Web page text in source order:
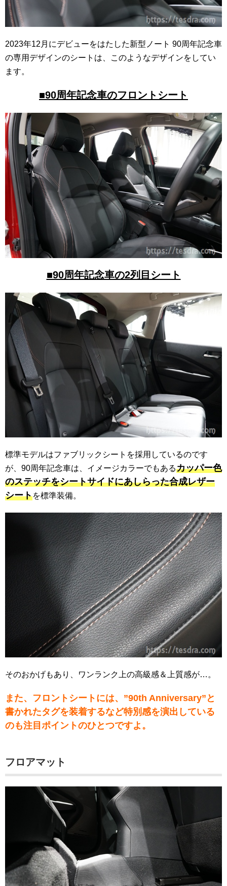
2023年12月にデビューをはたした新型ノート 90周年記念車
の専用デザインのシートは、このようなデザインをしてい
ます。
■90周年記念車のフロントシート
■90周年記念車の2列目シート
標準モデルはファブリックシートを採用しているのです
が、90周年記念車は、イメージカラーでもあるカッパー色
のステッチをシートサイドにあしらった合成レザー
シートを標準装備。
そのおかげもあり、ワンランク上の高級感＆上質感が…。
また、フロントシートには、”90th Anniversary”と
書かれたタグを装着するなど特別感を演出している
のも注目ポイントのひとつですよ。
フロアマット